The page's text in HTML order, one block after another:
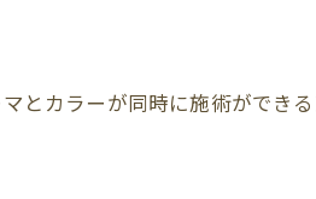
とカラーが同時に施術ができ